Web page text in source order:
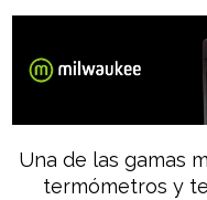
Una de las gamas
termómetros y